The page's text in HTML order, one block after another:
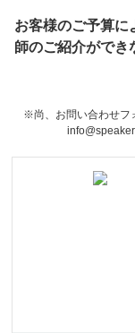
お客様のご予算に
師のご紹介ができ
※尚、お問い合わせフ